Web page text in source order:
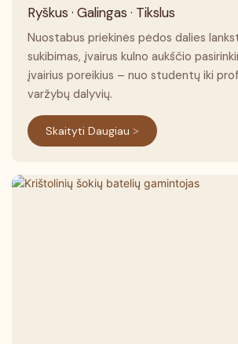
Ryškus · Galingas · Tikslus
Nuostabus priekinės pėdos dalies
sukibimas, įvairus kulno aukščio
įvairius poreikius – nuo ​​studentų iki
varžybų dalyvių.
Skaityti Daugiau >